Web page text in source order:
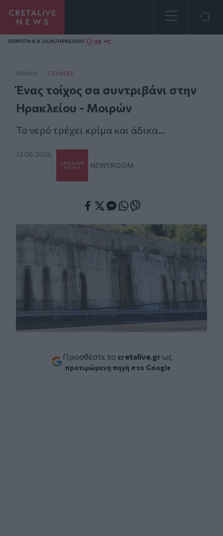
Homepage
ΠΕΜΠΤΗ 6.8.2026/ΗΡΑΚΛΕΙΟ 29 °C
ΑΡΧΙΚΗ / ΠΟΛΊΤΕΣ
Ένας τοίχος σα συντριβάνι στην
Ηρακλείου - Μοιρών
Το νερό τρέχει κρίμα και άδικα...
12.06.2026
NEWSROOM
Προσθέστε το cretalive.gr ως
προτιμώμενη πηγή στο Google